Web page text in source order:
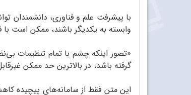
با پیشرفت علم و فناوری، دانشمندان
وابسته به یکدیگر باشند، ممکن است با
«تصور اینکه چشم با تمام تنظیمات
گرفته باشد، در بالاترین حد ممکن
این متن فقط از سامانه‌‌های پیچیده